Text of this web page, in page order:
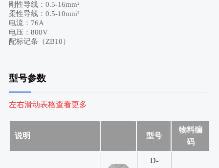
刚性导线：0.5-16mm²
柔性导线：0.5-10mm²
电流：76A
电压：800V
配标记条（ZB10）
型号参数
左右滑动表格查看更多
说明 型号
物料编
码
D-